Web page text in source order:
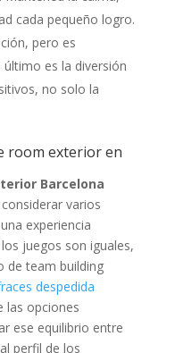
cada pequeño logro.
pero es
es la diversión
no solo la
room exterior en
Barcelona
varios
experiencia
juegos son iguales,
de team building
despedida
las opciones
ese equilibrio entre
perfil de los